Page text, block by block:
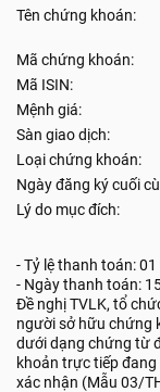
Tên chứng khoán:
Mã chứng khoán:
Mã ISIN:
Mệnh giá:
Sàn giao dịch:
Loại chứng khoán:
Ngày đăng ký cuối
Lý do mục đích:
- Tỷ lệ thanh toán:
- Ngày thanh toán:
Đề nghị TVLK, tổ
người sở hữu chứng
dưới dạng chứng từ
khoản trực tiếp
xác nhận (Mẫu 03/